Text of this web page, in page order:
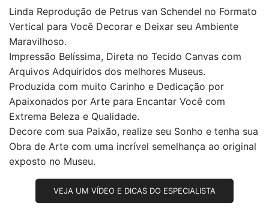
Linda Reprodução de Petrus van Schendel no Formato
Vertical para Você Decorar e Deixar seu Ambiente
Maravilhoso.
Impressão Belíssima, Direta no Tecido Canvas com
Arquivos Adquiridos dos melhores Museus.
Produzida com muito Carinho e Dedicação por
Apaixonados por Arte para Encantar Você com
Extrema Beleza e Qualidade.
Decore com sua Paixão, realize seu Sonho e tenha sua
Obra de Arte com uma incrível semelhança ao original
exposto no Museu.
VEJA UM VÍDEO E DICAS DO ESPECIALISTA